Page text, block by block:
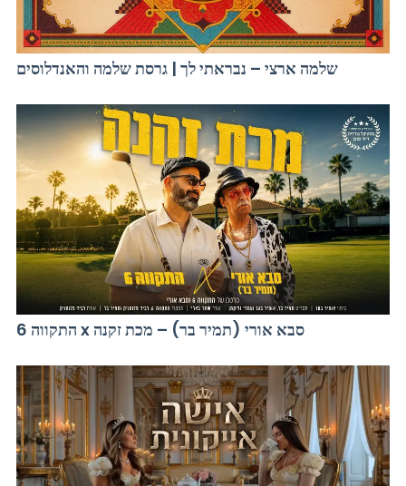
שלמה ארצי – נבראתי לך | גרסת שלמה והאנדלוסים
התקווה 6 x סבא אורי (תמיר בר) – מכת זקנה